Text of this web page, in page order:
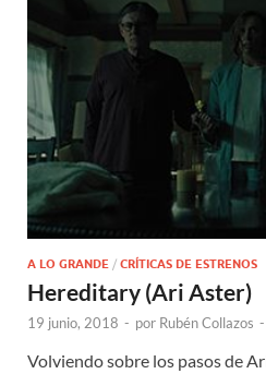
A LO GRANDE / CRÍTICAS DE ESTRENOS
Hereditary (Ari Aster)
19 junio, 2018 - por Rubén Collazos -
Volviendo sobre los pasos de